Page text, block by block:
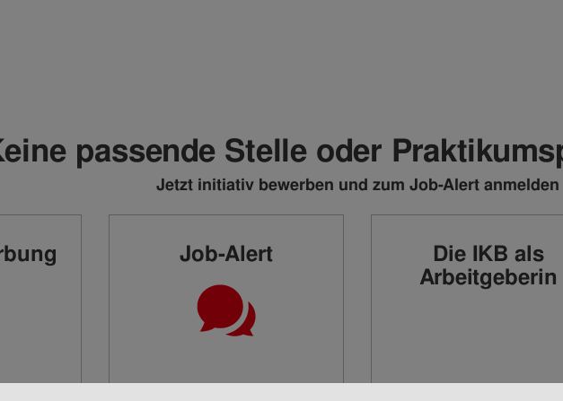
passende Stelle oder
Jetzt initiativ bewerben und zum Job-Alert anmelden
Job-Alert
Die IKB als
Arbeitgeberin